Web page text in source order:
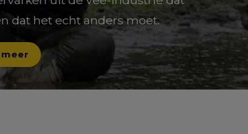
dat het echt anders moet.